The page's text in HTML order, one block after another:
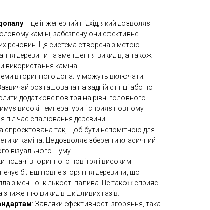
– це інженерний підхід, який дозволяє
каміні, забезпечуючи ефективне
речовин. Ця система створена з метою
деревини та зменшення викидів, а також
використання каміна.
вторинного допалу можуть включати:
розташована на задній стінці або по
додаткове повітря на рівні головного
високі температури і сприяє повному
час спалювання деревини.
спроектована так, щоб бути непомітною для
каміна. Це дозволяє зберегти класичний
візуального шуму.
подачі вторинного повітря і високим
більш повне згоряння деревини, що
з меншої кількості палива. Це також сприяє
викидів шкідливих газів.
: Завдяки ефективності згоряння, така